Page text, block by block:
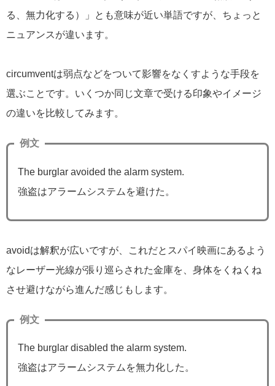
る、無力化する）」とも意味が近い単語ですが、ちょっと
ニュアンスが違います。
circumventは弱点などをついて影響をなくすような手段を
選ぶことです。いくつか同じ文章で受ける印象やイメージ
の違いを比較してみます。
例文
The burglar avoided the alarm system.
強盗はアラームシステムを避けた。
avoidは解釈が広いですが、これだとスパイ映画にあるよう
なレーザー光線が張り巡らされた金庫を、身体をくねくね
させ避けながら進んだ感じもします。
例文
The burglar disabled the alarm system.
強盗はアラームシステムを無力化した。